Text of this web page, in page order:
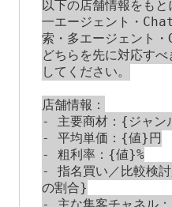
以下の店舗情報をも
一エージェント・
索・多エージェント
どちらを先に対応す
してください。
店舗情報：
- 主要商材：{ジャン
- 平均単価：{値}円
- 粗利率：{値}%
- 指名買い／比較検
の割合}
- 主な集客チャネル